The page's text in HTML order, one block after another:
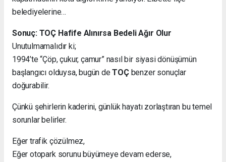
belediyelerine…
Sonuç: TOÇ Hafife Alınırsa Bedeli Ağır Olur
Unutulmamalıdır ki;
1994’te “Çöp, çukur, çamur” nasıl bir siyasi dönüşümün
başlangıcı olduysa, bugün deTOÇbenzer sonuçlar
doğurabilir.
Çünkü şehirlerin kaderini, günlük hayatı zorlaştıran bu temel
sorunlar belirler.
Eğer trafik çözülmez,
Eğer otopark sorunu büyümeye devam ederse,